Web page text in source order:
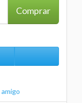
Comprar